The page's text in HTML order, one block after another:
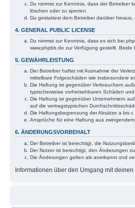
Du nimmst zur Kenntnis, dass der Betreiber
löschen oder zu sperren.
Du gestattest dem Betreiber darüber
4. GENERAL PUBLIC LICENSE
Du nimmst zur Kenntnis, dass es sich bei
www.phpbb.de zur Verfügung gestellt.
5. GEWÄHRLEISTUNG
Der Betreiber haftet mit Ausnahme der
mittelbare Folgeschäden wie insbesondere
Die Haftung ist gegenüber Verbrauchern
typischerweise vorhersehbaren Schäden
Die Haftung ist gegenüber Unternehmern
auf die vertragstypischen
Die Haftungsbegrenzung der Absätze a bis
Ansprüche für eine Haftung aus
6. ÄNDERUNGSVORBEHALT
Der Betreiber ist berechtigt, die
Der Nutzer ist berechtigt, den Änderungen
Die Änderungen gelten als anerkannt und
Informationen über den Umgang mit